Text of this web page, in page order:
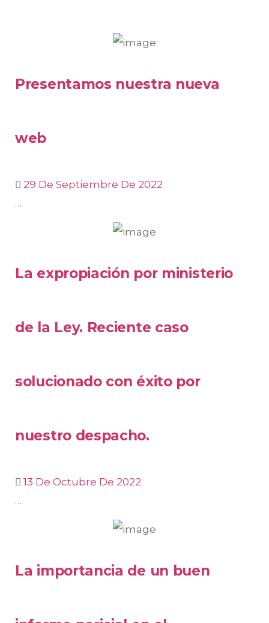
Presentamos nuestra nueva
web
29 De Septiembre De 2022
…
La expropiación por ministerio
de la Ley. Reciente caso
solucionado con éxito por
nuestro despacho.
13 De Octubre De 2022
…
La importancia de un buen